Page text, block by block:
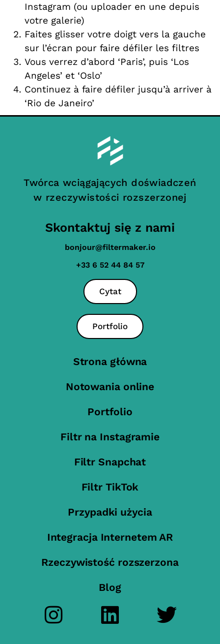
Instagram (ou uploader en une depuis
votre galerie)
Faites glisser votre doigt vers la gauche
sur l’écran pour faire défiler les filtres
Vous verrez d’abord ‘Paris’, puis ‘Los
Angeles’ et ‘Oslo’
Continuez à faire défiler jusqu’à arriver à
‘Rio de Janeiro’
Twórca wciągających doświadczeń
w rzeczywistości rozszerzonej
Skontaktuj się z nami
bonjour@filtermaker.io
+33 6 52 44 84 57
Cytat
Portfolio
Strona główna
Notowania online
Portfolio
Filtr na Instagramie
Filtr Snapchat
Filtr TikTok
Przypadki użycia
Integracja Internetem AR
Rzeczywistość rozszerzona
Blog